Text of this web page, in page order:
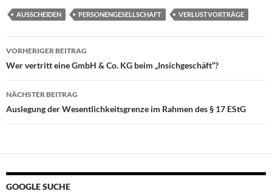
AUSSCHEIDEN PERSONENGESELLSCHAFT VERLUSTVORTRÄGE
Beitragsnavigation
VORHERIGER BEITRAG
Wer vertritt eine GmbH & Co. KG beim „Insichgeschäft“?
NÄCHSTER BEITRAG
Auslegung der Wesentlichkeitsgrenze im Rahmen des § 17 EStG
GOOGLE SUCHE